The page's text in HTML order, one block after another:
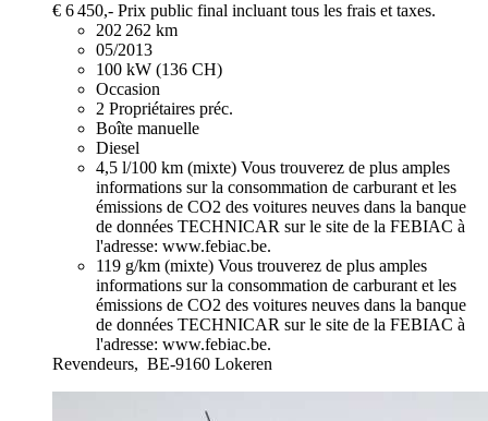
€ 6 450,- Prix public final incluant tous les frais et taxes.
202 262 km
05/2013
100 kW (136 CH)
Occasion
2 Propriétaires préc.
Boîte manuelle
Diesel
4,5 l/100 km (mixte) Vous trouverez de plus amples
informations sur la consommation de carburant et les
émissions de CO2 des voitures neuves dans la banque
de données TECHNICAR sur le site de la FEBIAC à
l'adresse: www.febiac.be.
119 g/km (mixte) Vous trouverez de plus amples
informations sur la consommation de carburant et les
émissions de CO2 des voitures neuves dans la banque
de données TECHNICAR sur le site de la FEBIAC à
l'adresse: www.febiac.be.
Revendeurs, BE-9160 Lokeren